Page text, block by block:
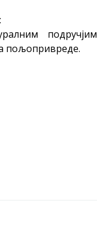
пољопривреде.